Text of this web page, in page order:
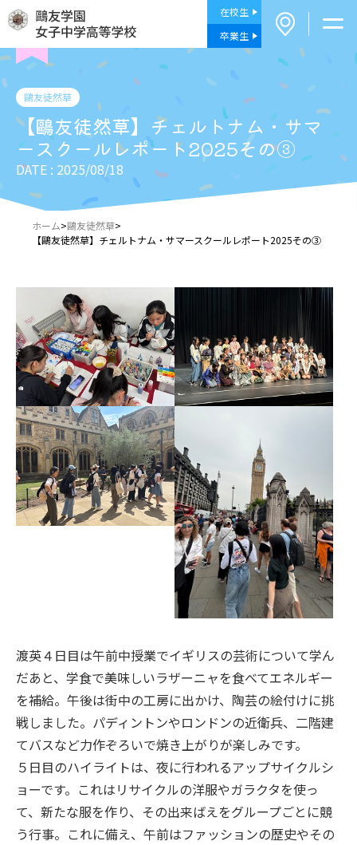
在校生
卒業生
鷗友徒然草
【鷗友徒然草】チェルトナム・サマ
ースクールレポート2025その③
DATE : 2025/08/18
ホーム>鷗友徒然草>
【鷗友徒然草】チェルトナム・サマースクールレポート2025その③
渡英４日目は午前中授業でイギリスの芸術について学ん
だあと、学食で美味しいラザーニャを食べてエネルギー
を補給。午後は街中の工房に出かけ、陶芸の絵付けに挑
戦しました。パディントンやロンドンの近衛兵、二階建
てバスなど力作ぞろいで焼き上がりが楽しみです。
５日目のハイライトは、夜に行われるアップサイクルシ
ョーです。これはリサイクルの洋服やガラクタを使っ
て、新たな服を作り、その出来ばえをグループごとに競
う行事。これに備え、午前はファッションの歴史やその